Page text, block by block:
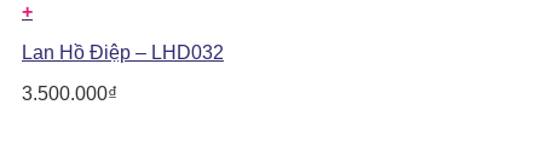
+
Lan Hồ Điệp – LHD032
3.500.000₫